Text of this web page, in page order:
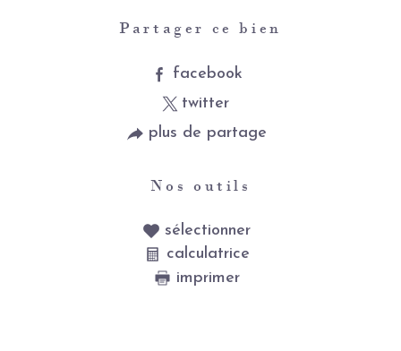
Partager ce bien
facebook
twitter
plus de partage
Nos outils
sélectionner
calculatrice
imprimer